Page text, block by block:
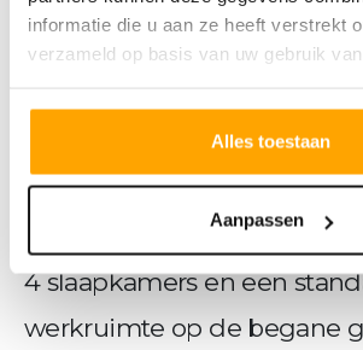
informatie die u aan ze heeft verstrekt
verzameld op basis van uw gebruik
Alles toestaan
Aanpassen
Omschrijving
ruimte vanzelfsprekend zijn.
duurzame
volop leefruimte, een royale
4 slaapkamers en een
werkruimte op de begane